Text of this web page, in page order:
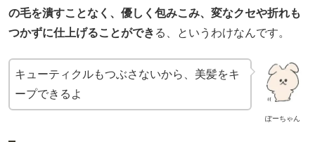
の毛を潰すことなく、優しく包みこみ、変なクセや折れも
つかずに仕上げることができ る、というわけなんです。
ぽーちゃん
キューティクルもつぶさないから、美髪をキ
ープできるよ